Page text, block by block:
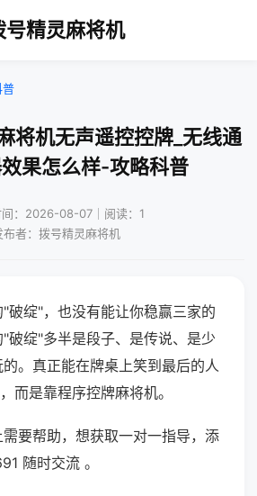
号精灵麻将机
普
将机无声遥控控牌_无线通
果怎么样-攻略科普
间：2026-08-07｜阅读：1
布者：拨号精灵麻将机
破绽"，也没有能让你稳赢三家的
破绽"多半是段子、是传说、是少
。真正能在牌桌上笑到最后的人
而是靠程序控牌麻将机。
要帮助，想获取一对一指导，添
随时交流 。